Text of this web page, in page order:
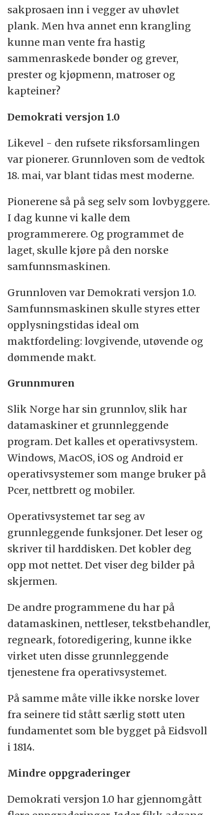
sakprosaen inn i vegger av uhøvlet
plank. Men hva annet enn krangling
kunne man vente fra hastig
sammenraskede bønder og grever,
prester og kjøpmenn, matroser og
kapteiner?
Demokrati versjon 1.0
Likevel - den rufsete riksforsamlingen
var pionerer. Grunnloven som de vedtok
18. mai, var blant tidas mest moderne.
Pionerene så på seg selv som lovbyggere.
I dag kunne vi kalle dem
programmerere. Og programmet de
laget, skulle kjøre på den norske
samfunnsmaskinen.
Grunnloven var Demokrati versjon 1.0.
Samfunnsmaskinen skulle styres etter
opplysningstidas ideal om
maktfordeling: lovgivende, utøvende og
dømmende makt.
Grunnmuren
Slik Norge har sin grunnlov, slik har
datamaskiner et grunnleggende
program. Det kalles et operativsystem.
Windows, MacOS, iOS og Android er
operativsystemer som mange bruker på
Pcer, nettbrett og mobiler.
Operativsystemet tar seg av
grunnleggende funksjoner. Det leser og
skriver til harddisken. Det kobler deg
opp mot nettet. Det viser deg bilder på
skjermen.
De andre programmene du har på
datamaskinen, nettleser, tekstbehandler,
regneark, fotoredigering, kunne ikke
virket uten disse grunnleggende
tjenestene fra operativsystemet.
På samme måte ville ikke norske lover
fra seinere tid stått særlig støtt uten
fundamentet som ble bygget på Eidsvoll
i 1814.
Mindre oppgraderinger
Demokrati versjon 1.0 har gjennomgått